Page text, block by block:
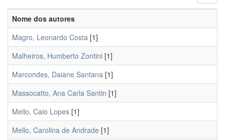
Nome dos autores
Magro, Leonardo Costa [1]
Malheiros, Humberto Zontini [1]
Marcondes, Daiane Santana [1]
Massocatto, Ana Carla Santin [1]
Mello, Caio Lopes [1]
Mello, Carolina de Andrade [1]